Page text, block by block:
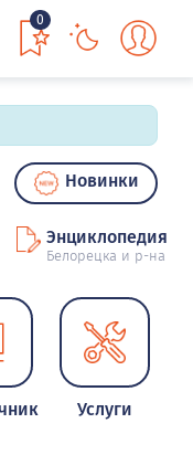
0
Новинки
Энциклопедия
Белорецка и р-на
Услуги